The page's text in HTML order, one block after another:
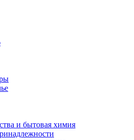
и бытовая химия